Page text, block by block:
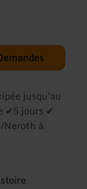
jusqu'au
✔5 jours ✔
à